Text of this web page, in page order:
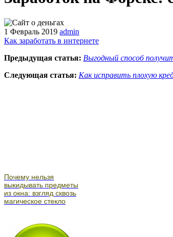
1 Февраль 2019 admin
Как заработать в интернете
Предыдущая статья: Выгодный способ
Следующая статья: Как исправить плохую
Почему нельзя
выкидывать предметы
из окна: взгляд сквозь
магическое стекло